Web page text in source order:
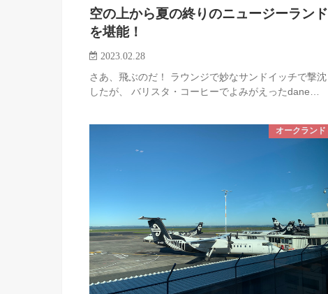
空の上から夏の終りのニュージーランド
を堪能！
2023.02.28
さあ、飛ぶのだ！ ラウンジで妙なサンドイッチで撃沈
したが、 バリスタ・コーヒーでよみがえったdane…
オークランド